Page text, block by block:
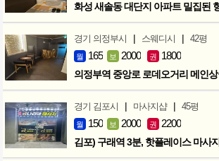
화성 새솔동 대단지 아파트 밀집된
경기 의정부시 | 스웨디시 | 42평
월 165 보 2000 권 1800
의정부역 중앙로 로데오거리 메인상
경기 김포시 | 마사지샵 | 45평
월 150 보 2000 권 2200
김포) 구래역 3분, 핫플레이스 마사